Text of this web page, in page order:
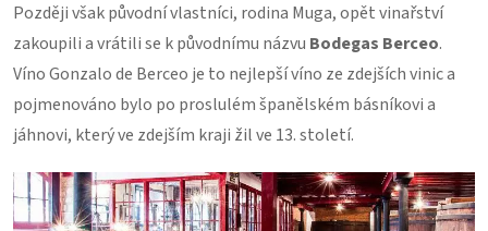
Později však původní vlastníci, rodina Muga, opět vinařství
zakoupili a vrátili se k původnímu názvu Bodegas Berceo.
Víno Gonzalo de Berceo je to nejlepší víno ze zdejších vinic a
pojmenováno bylo po proslulém španělském básníkovi a
jáhnovi, který ve zdejším kraji žil ve 13. století.